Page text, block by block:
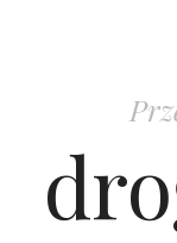
KSIĄŻKI BRIDELLE